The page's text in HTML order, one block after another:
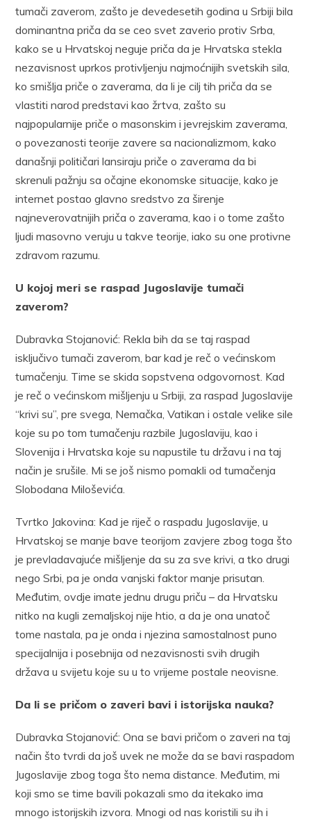
tumači zaverom, zašto je devedesetih godina u Srbiji bila
dominantna priča da se ceo svet zaverio protiv Srba,
kako se u Hrvatskoj neguje priča da je Hrvatska stekla
nezavisnost uprkos protivljenju najmoćnijih svetskih sila,
ko smišlja priče o zaverama, da li je cilj tih priča da se
vlastiti narod predstavi kao žrtva, zašto su
najpopularnije priče o masonskim i jevrejskim zaverama,
o povezanosti teorije zavere sa nacionalizmom, kako
današnji političari lansiraju priče o zaverama da bi
skrenuli pažnju sa očajne ekonomske situacije, kako je
internet postao glavno sredstvo za širenje
najneverovatnijih priča o zaverama, kao i o tome zašto
ljudi masovno veruju u takve teorije, iako su one protivne
zdravom razumu.
U kojoj meri se raspad Jugoslavije tumači
zaverom?
​Dubravka Stojanović: Rekla bih da se taj raspad
isključivo tumači zaverom, bar kad je reč o većinskom
tumačenju. Time se skida sopstvena odgovornost. Kad
je reč o većinskom mišljenju u Srbiji, za raspad Jugoslavije
“krivi su”, pre svega, Nemačka, Vatikan i ostale velike sile
koje su po tom tumačenju razbile Jugoslaviju, kao i
Slovenija i Hrvatska koje su napustile tu državu i na taj
način je srušile. Mi se još nismo pomakli od tumačenja
Slobodana Miloševića.
Tvrtko Jakovina: Kad je riječ o raspadu Jugoslavije, u
Hrvatskoj se manje bave teorijom zavjere zbog toga što
je prevladavajuće mišljenje da su za sve krivi, a tko drugi
nego Srbi, pa je onda vanjski faktor manje prisutan.
Međutim, ovdje imate jednu drugu priču – da Hrvatsku
nitko na kugli zemaljskoj nije htio, a da je ona unatoč
tome nastala, pa je onda i njezina samostalnost puno
specijalnija i posebnija od nezavisnosti svih drugih
država u svijetu koje su u to vrijeme postale neovisne.
Da li se pričom o zaveri bavi i istorijska nauka?
Dubravka Stojanović: Ona se bavi pričom o zaveri na taj
način što tvrdi da još uvek ne može da se bavi raspadom
Jugoslavije zbog toga što nema distance. Međutim, mi
koji smo se time bavili pokazali smo da itekako ima
mnogo istorijskih izvora. Mnogi od nas koristili su ih i